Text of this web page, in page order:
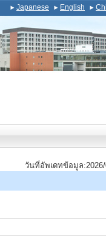
Japanese English
วันที่อัพเดทข้อมูล:2026/